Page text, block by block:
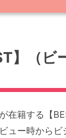
（ビーファー
ビーファー
】（
在籍する【
ュー時からビ